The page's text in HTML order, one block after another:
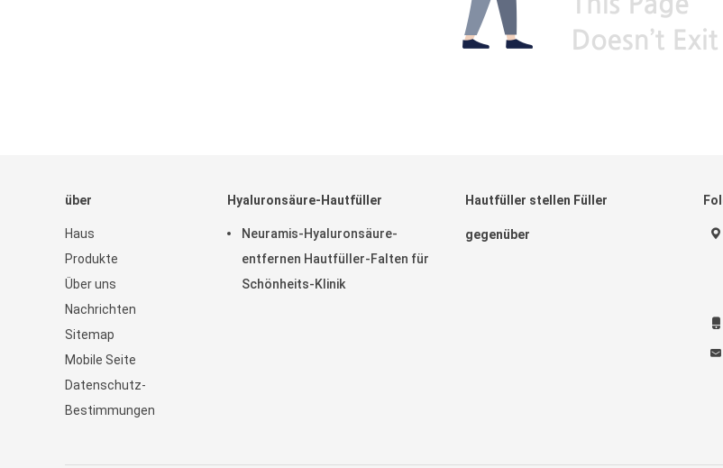
über
Haus
Produkte
Über uns
Nachrichten
Sitemap
Mobile Seite
Datenschutz-
Bestimmungen
Hyaluronsäure-Hautfüller
Neuramis-Hyaluronsäure-
entfernen Hautfüller-Falten für
Schönheits-Klinik
Hautfüller stellen Füller
gegenüber